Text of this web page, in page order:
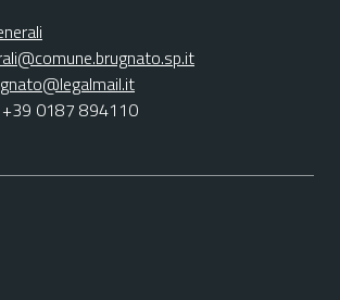
+39 0187 894110